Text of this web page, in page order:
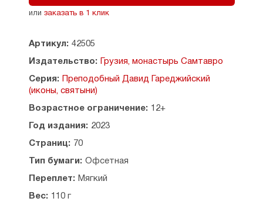
или заказать в 1 клик
Артикул: 42505
Издательство: Грузия, монастырь Самтавро
Серия:
Преподобный Давид Гареджийский
(иконы, святыни)
Возрастное ограничение: 12+
Год издания: 2023
Страниц: 70
Тип бумаги: Офсетная
Переплет: Мягкий
Вес: 110 г